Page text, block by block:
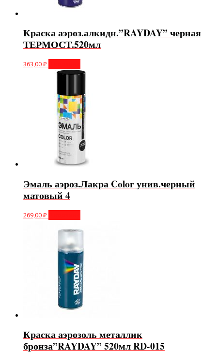
Краска аэроз.алкидн.”RAYDAY” черная
ТЕРМОСТ.520мл
363,00₽
Эмаль аэроз.Лакра Color унив.черный
матовый 4
269,00₽
Краска аэрозоль металлик
бронза”RAYDAY” 520мл RD-015